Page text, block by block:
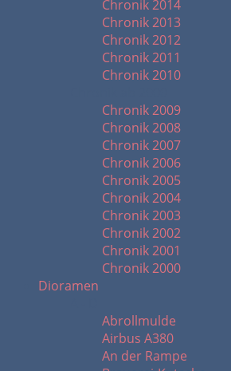
Chronik 2014
Chronik 2013
Chronik 2012
Chronik 2011
Chronik 2010
Chronik 2009
Chronik 2008
Chronik 2007
Chronik 2006
Chronik 2005
Chronik 2004
Chronik 2003
Chronik 2002
Chronik 2001
Chronik 2000
Dioramen
Abrollmulde
Airbus A380
An der Rampe